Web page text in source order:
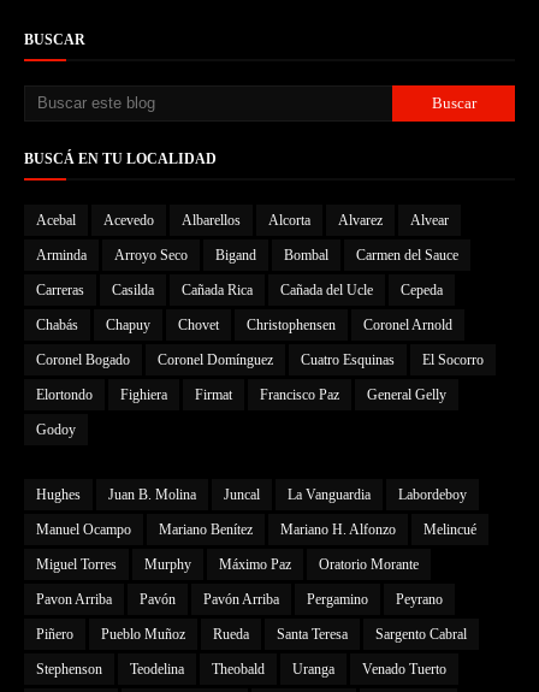
BUSCAR
BUSCÁ EN TU LOCALIDAD
Acebal Acevedo Albarellos Alcorta Alvarez Alvear
Arminda Arroyo Seco Bigand Bombal Carmen del Sauce
Carreras Casilda Cañada Rica Cañada del Ucle Cepeda
Chabás Chapuy Chovet Christophensen Coronel Arnold
Coronel Bogado Coronel Domínguez Cuatro Esquinas El Socorro
Elortondo Fighiera Firmat Francisco Paz General Gelly
Godoy
Hughes Juan B. Molina Juncal La Vanguardia Labordeboy
Manuel Ocampo Mariano Benítez Mariano H. Alfonzo Melincué
Miguel Torres Murphy Máximo Paz Oratorio Morante
Pavon Arriba Pavón Pavón Arriba Pergamino Peyrano
Piñero Pueblo Muñoz Rueda Santa Teresa Sargento Cabral
Stephenson Teodelina Theobald Uranga Venado Tuerto